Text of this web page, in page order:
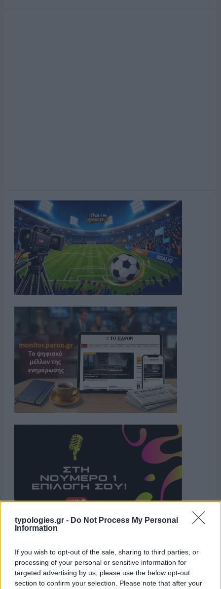
typologies.gr - Do Not Process My Personal
Information
If you wish to opt-out of the sale, sharing to third parties, or
processing of your personal or sensitive information for
targeted advertising by us, please use the below opt-out
section to confirm your selection. Please note that after your